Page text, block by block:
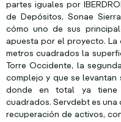
partes iguales por
de Depósitos, Sonae
cómo uno de sus
apuesta por el proyecto. La
metros cuadrados la
Torre Occidente, la
complejo y que se levantan
donde en total ya tiene
cuadrados. Servdebt es
recuperación de activos,